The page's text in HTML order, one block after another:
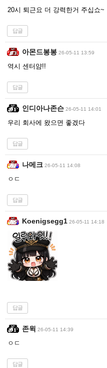
20시 퇴근요 더 강력한거 주십쇼~
답글
아몬드봉봉 26-05-11 13:59
역시 센터얌!!
답글
인디아나존슨 26-05-11 14:01
우리 회사에 왔으면 좋겠다
답글
나메크 26-05-11 14:08
ㅇㄷ
답글
Koenigsegg1 26-05-11 14:18
답글
존윅 26-05-11 14:39
ㅇㄷ
답글